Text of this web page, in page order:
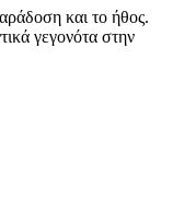
και το ήθος.
γεγονότα στην